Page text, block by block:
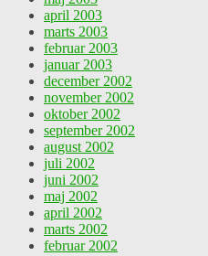
april 2003
marts 2003
februar 2003
januar 2003
december 2002
november 2002
oktober 2002
september 2002
august 2002
juli 2002
juni 2002
maj 2002
april 2002
marts 2002
februar 2002